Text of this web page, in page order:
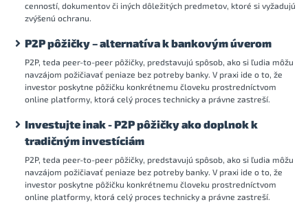
cenností, dokumentov či iných dôležitých predmetov, ktoré si vyžadujú
zvýšenú ochranu.
P2P pôžičky – alternatíva k bankovým úverom
P2P, teda peer-to-peer pôžičky, predstavujú spôsob, ako si ľudia môžu
navzájom požičiavať peniaze bez potreby banky. V praxi ide o to, že
investor poskytne pôžičku konkrétnemu človeku prostredníctvom
online platformy, ktorá celý proces technicky a právne zastreší.
Investujte inak - P2P pôžičky ako doplnok k
tradičným investíciám
P2P, teda peer-to-peer pôžičky, predstavujú spôsob, ako si ľudia môžu
navzájom požičiavať peniaze bez potreby banky. V praxi ide o to, že
investor poskytne pôžičku konkrétnemu človeku prostredníctvom
online platformy, ktorá celý proces technicky a právne zastreší.